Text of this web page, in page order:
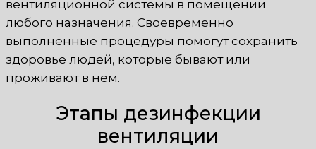
вентиляционной системы в помещении
любого назначения. Своевременно
выполненные процедуры помогут сохранить
здоровье людей, которые бывают или
проживают в нем.
Этапы дезинфекции
вентиляции